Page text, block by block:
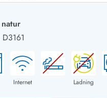
med søndagsskift
med plads til fangsten
med aktivitetsrum
Internet Ladning